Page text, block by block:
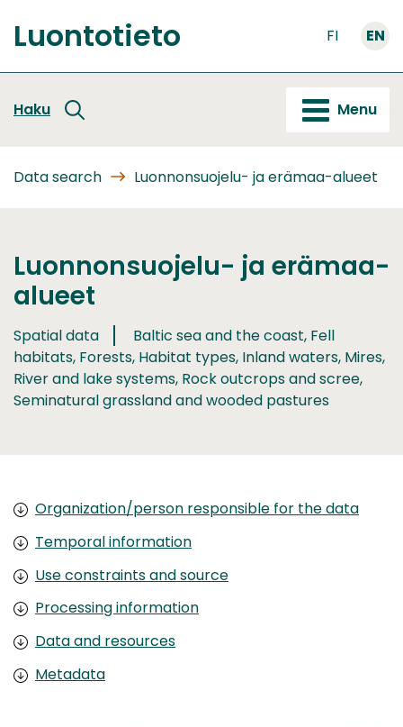
to
content
Front
Luontotieto FI EN
Haku Menu
Data search Luonnonsuojelu- ja erämaa-alueet
Luonnonsuojelu- ja erämaa-
alueet
Spatial data
Baltic sea and the coast, Fell
habitats, Forests, Habitat types, Inland waters, Mires,
River and lake systems, Rock outcrops and scree,
Seminatural grassland and wooded pastures
Organization/person responsible for the data
Temporal information
Use constraints and source
Processing information
Data and resources
Metadata